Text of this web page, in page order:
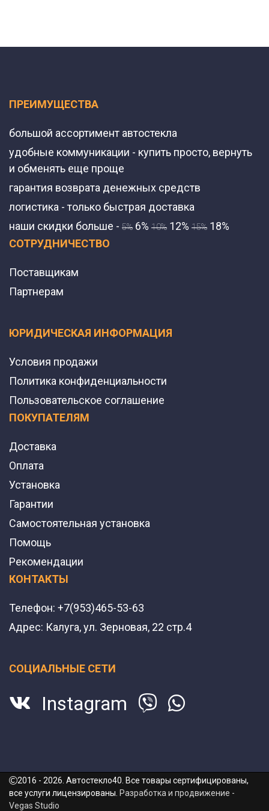
ПРЕИМУЩЕСТВА
большой ассортимент автостекла
удобные коммуникации - купить просто, вернуть
и обменять еще проще
гарантия возврата денежных средств
логистика - только быстрая доставка
наши скидки больше - 5% 6% 10% 12% 15% 18%
СОТРУДНИЧЕСТВО
Поставщикам
Партнерам
ЮРИДИЧЕСКАЯ ИНФОРМАЦИЯ
Условия продажи
Политика конфиденциальности
Пользовательское соглашение
ПОКУПАТЕЛЯМ
Доставка
Оплата
Установка
Гарантии
Самостоятельная установка
Помощь
Рекомендации
КОНТАКТЫ
Телефон: +7(953)465-53-63
Адрес: Калуга, ул. Зерновая, 22 стр.4
СОЦИАЛЬНЫЕ СЕТИ
Instagram
2016 - 2026. Автостекло40. Все товары сертифицированы,
все услуги лицензированы. Разработка и продвижение -
Vegas Studio